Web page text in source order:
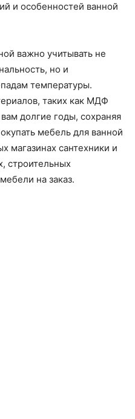
и особенностей ванной
важно учитывать не
но и
температуры.
таких как МДФ
долгие годы, сохраняя
мебель для ванной
магазинах сантехники и
строительных
на заказ.